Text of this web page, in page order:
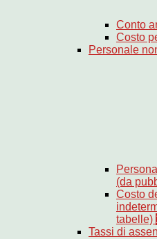
Conto
Costo
Personale
(da
Costo
tabelle)
Tassi di